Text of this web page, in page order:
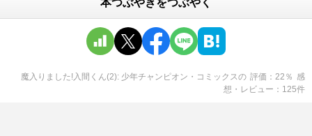
本つぶやきをつぶやく
魔入りました!入間くん(2): 少年チャンピオン・コミックスの 評価 22 ％ 感
想・レビュー
125件